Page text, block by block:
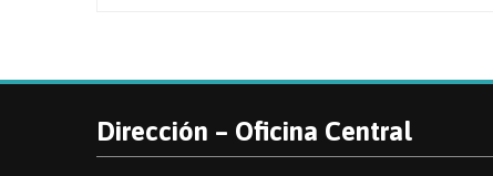
Dirección – Oficina Central